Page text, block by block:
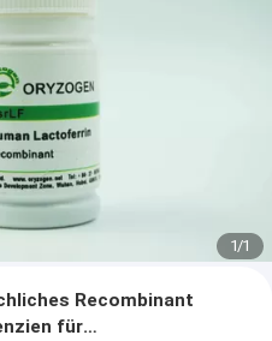
1/1
Recombinant
für